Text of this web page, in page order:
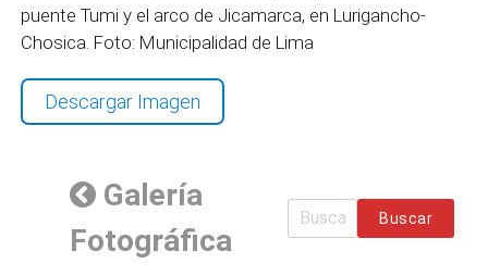
puente Tumi y el arco de Jicamarca, en Lurigancho-
Chosica. Foto: Municipalidad de Lima
Descargar Imagen
Galería
Fotográfica
Buscar